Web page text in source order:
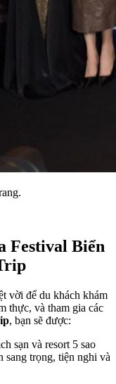
Festival Biển
vời để du khách khám
thực, và tham gia các
, bạn sẽ được:
sạn và resort 5 sao
sang trọng, tiện nghi và